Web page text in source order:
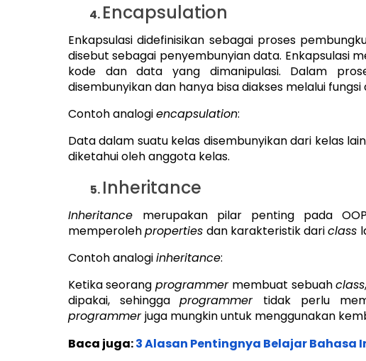
Encapsulation
Enkapsulasi didefinisikan sebagai proses
disebut sebagai penyembunyian data. Enkapsulasi
kode dan data yang dimanipulasi. Dalam
disembunyikan dan hanya bisa diakses melalui
Contoh analogiencapsulation:
Data dalam suatu kelas disembunyikan dari kelas
diketahui oleh anggota kelas.
Inheritance
Inheritance merupakan pilar penting pada
memperolehproperties dan karakteristik dariclass
Contoh analogiinheritance:
Ketika seorang programmer membuat sebuahclass
dipakai, sehinggaprogrammer tidak perlu
programmerjuga mungkin untuk menggunakan
Baca juga:3 Alasan Pentingnya Belajar Bahasa